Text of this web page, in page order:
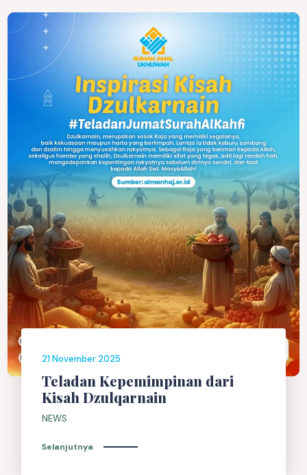
21 November 2025
Teladan Kepemimpinan dari
Kisah Dzulqarnain
NEWS
Selanjutnya